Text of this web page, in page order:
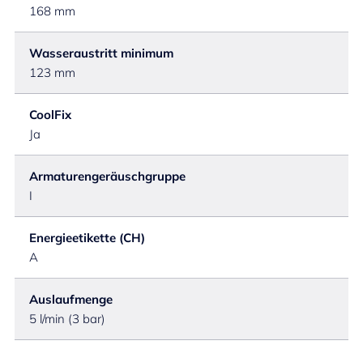
168 mm
Wasseraustritt minimum
123 mm
CoolFix
Ja
Armaturengeräuschgruppe
I
Energieetikette (CH)
A
Auslaufmenge
5 l/min (3 bar)